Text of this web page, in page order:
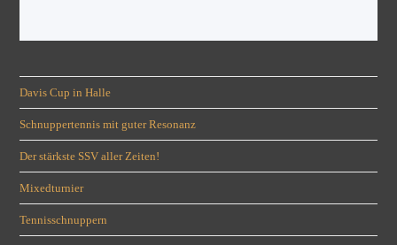
Davis Cup in Halle
Schnuppertennis mit guter Resonanz
Der stärkste SSV aller Zeiten!
Mixedturnier
Tennisschnuppern